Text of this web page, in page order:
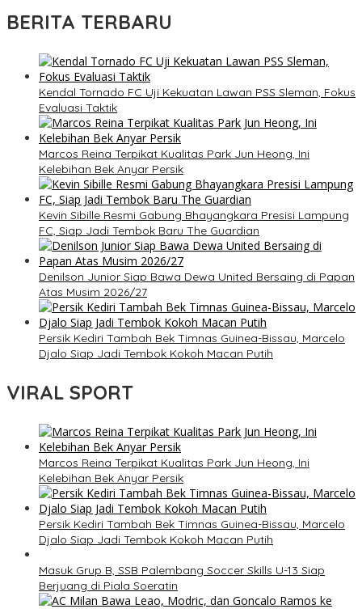
BERITA TERBARU
Kendal Tornado FC Uji Kekuatan Lawan PSS Sleman, Fokus
Evaluasi Taktik
Marcos Reina Terpikat Kualitas Park Jun Heong, Ini
Kelebihan Bek Anyar Persik
Kevin Sibille Resmi Gabung Bhayangkara Presisi Lampung
FC, Siap Jadi Tembok Baru The Guardian
Denilson Junior Siap Bawa Dewa United Bersaing di Papan
Atas Musim 2026/27
Persik Kediri Tambah Bek Timnas Guinea-Bissau, Marcelo
Djalo Siap Jadi Tembok Kokoh Macan Putih
VIRAL SPORT
Marcos Reina Terpikat Kualitas Park Jun Heong, Ini
Kelebihan Bek Anyar Persik
Persik Kediri Tambah Bek Timnas Guinea-Bissau, Marcelo
Djalo Siap Jadi Tembok Kokoh Macan Putih
Masuk Grup B, SSB Palembang Soccer Skills U-13 Siap
Berjuang di Piala Soeratin